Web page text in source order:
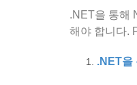
.NET을 통해
해야 합니다.
.NET